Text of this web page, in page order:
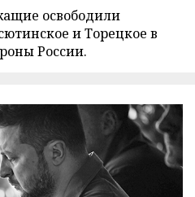
освободили
и Торецкое в
России.